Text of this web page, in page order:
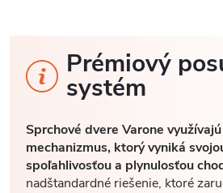
Prémiový
systém
Sprchové dvere Varone
mechanizmus, ktorý vyniká
spoľahlivosťou a plynulosťou
nadštandardné riešenie, ktoré